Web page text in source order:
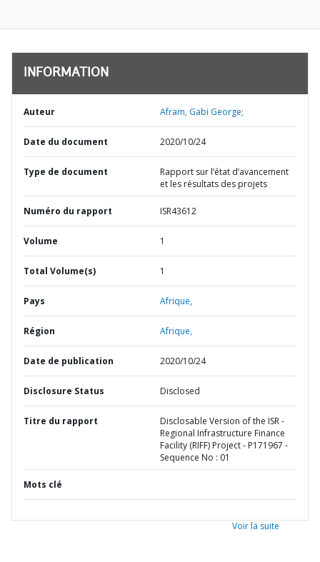
INFORMATION
Auteur Afram, Gabi George;
Date du document 2020/10/24
Type de document
Rapport sur l’état d’avancement
et les résultats des projets
Numéro du rapport ISR43612
Volume 1
Total Volume(s) 1
Pays Afrique,
Région Afrique,
Date de publication 2020/10/24
Disclosure Status Disclosed
Titre du rapport
Disclosable Version of the ISR -
Regional Infrastructure Finance
Facility (RIFF) Project - P171967 -
Sequence No : 01
Mots clé
Voir la suite